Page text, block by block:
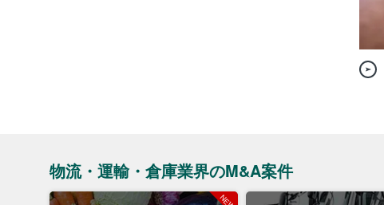
物流・運輸・倉庫業界のM&A案件